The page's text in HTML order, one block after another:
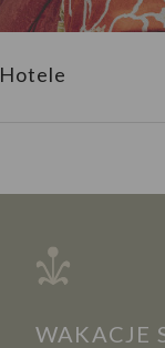
Hotele
WAKACJE